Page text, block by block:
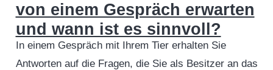
von einem Gespräch erwarten
und wann ist es sinnvoll?
In einem Gespräch mit Ihrem Tier erhalten Sie
Antworten auf die Fragen, die Sie als Besitzer an das